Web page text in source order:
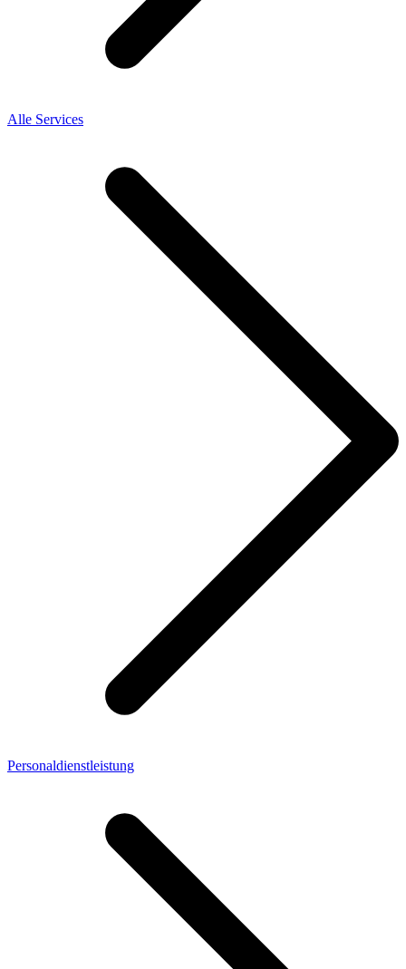
Alle Services
Personaldienstleistung